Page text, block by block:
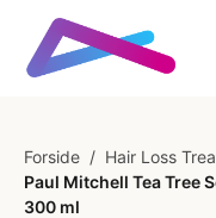
Forside / Hair Loss
Paul Mitchell Tea Tree
300 ml